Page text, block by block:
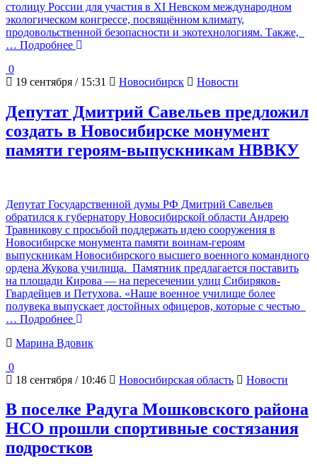
столицу России для участия в XI Невском международном
экологическом конгрессе, посвящённом климату,
продовольственной безопасности и экотехнологиям. Также,
… Подробнее
0
19 сентября / 15:31
Новосибирск Новости
Депутат Дмитрий Савельев предложил
создать в Новосибирске монумент
памяти героям-выпускникам НВВКУ
Депутат Государственной думы РФ Дмитрий Савельев
обратился к губернатору Новосибирской области Андрею
Травникову с просьбой поддержать идею сооружения в
Новосибирске монумента памяти воинам-героям
выпускникам Новосибирского высшего военного командного
ордена Жукова училища. Памятник предлагается поставить
на площади Кирова — на пересечении улиц Сибиряков-
Гвардейцев и Петухова. «Наше военное училище более
полувека выпускает достойных офицеров, которые с честью
… Подробнее
Марина Вдовик
0
18 сентября / 10:46
Новосибирская область Новости
В поселке Радуга Мошковского района
НСО прошли спортивные состязания
подростков